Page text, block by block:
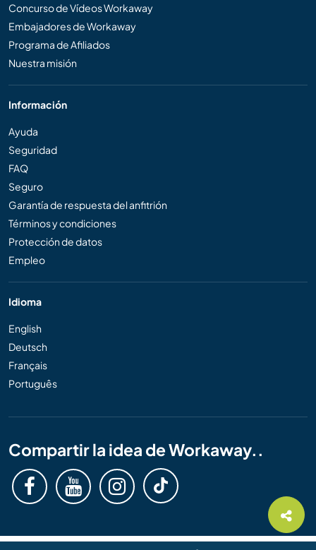
Concurso de Vídeos Workaway
Embajadores de Workaway
Programa de Afiliados
Nuestra misión
Información
Ayuda
Seguridad
FAQ
Seguro
Garantía de respuesta del anfitrión
Términos y condiciones
Protección de datos
Empleo
Idioma
English
Deutsch
Français
Português
Compartir la idea de Workaway..